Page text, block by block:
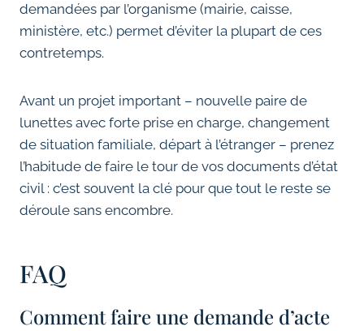
demandées par l’organisme (mairie, caisse,
ministère, etc.) permet d’éviter la plupart de ces
contretemps.
Avant un projet important – nouvelle paire de
lunettes avec forte prise en charge, changement
de situation familiale, départ à l’étranger – prenez
l’habitude de faire le tour de vos documents d’état
civil : c’est souvent la clé pour que tout le reste se
déroule sans encombre.
FAQ
Comment faire une demande d’acte